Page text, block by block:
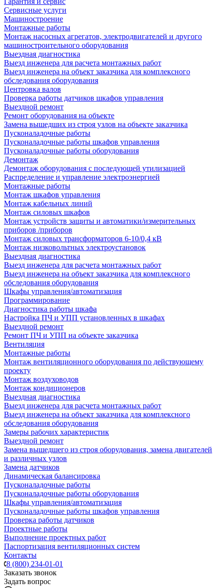
Сервисные услуги
Машиностроение
Монтажные работы
Монтаж насосных агрегатов, электродвигателей и другого
машиностроительного оборудования
Выездная диагностика
Выезд инженера для расчета монтажных работ
Выезд инженера на объект заказчика для комплексного
обследования оборудования
Центровка валов
Проверка работы датчиков шкафов управления
Выездной ремонт
Ремонт оборудования на объекте
Замена вышедших из строя узлов на объекте заказчика
Пусконаладочные работы
Пусконаладочные работы шкафов управления
Пусконаладочные работы оборудования
Демонтаж
Демонтаж оборудования с последующей утилизацией
Распределение и управление электроэнергией
Монтажные работы
Монтаж шкафов управления
Монтаж кабельных линий
Монтаж силовых шкафов
Монтаж устройств защиты и автоматики/измерительных
приборов /приборов
Монтаж силовых трансформаторов 6-10/0,4 кВ
Монтаж низковольтных электроустановок
Выездная диагностика
Выезд инженера для расчета монтажных работ
Выезд инженера на объект заказчика для комплексного
обследования оборудования
Шкафы управления/автоматизация
Программирование
Диагностика работы шкафа
Настройка ПЧ и УПП установленных в шкафах
Выездной ремонт
Ремонт ПЧ и УПП на объекте заказчика
Вентиляция
Монтажные работы
Монтаж вентиляционного оборудования по действующему
проекту
Монтаж воздуховодов
Монтаж кондиционеров
Выездная диагностика
Выезд инженера для расчета монтажных работ
Выезд инженера на объект заказчика для комплексного
обследования оборудования
Замеры рабочих характеристик
Выездной ремонт
Замена вышедшего из строя оборудования, замена двигателей
и различных узлов
Замена датчиков
Динамическая балансировка
Пусконаладочные работы
Пусконаладочные работы оборудования
Шкафы управления/автоматизация
Пусконаладочные работы шкафов управления
Проверка работы датчиков
Проектные работы
Выполнение проектных работ
Паспортизация вентиляционных систем
Контакты
8 (800) 234-01-01
Заказать звонок
Задать вопрос